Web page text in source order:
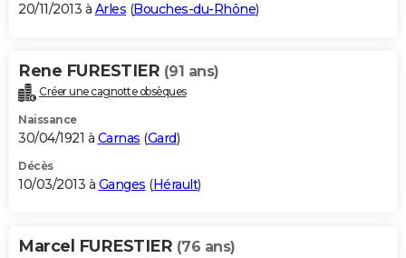
20/11/2013 à Arles (Bouches-du-Rhône)
Rene FURESTIER (91 ans)
Créer une cagnotte obsèques
Naissance
30/04/1921 à Carnas (Gard)
Décès
10/03/2013 à Ganges (Hérault)
Marcel FURESTIER (76 ans)